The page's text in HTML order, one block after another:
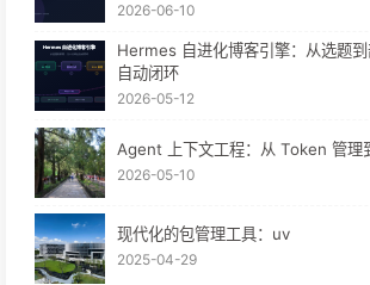
2026-06-10
Hermes 自进化博客引擎：从选题
自动闭环
2026-05-12
Agent 上下文工程：从 Token 管理
2026-05-10
现代化的包管理工具：uv
2025-04-29